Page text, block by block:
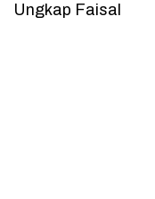
Ungkap Faisal